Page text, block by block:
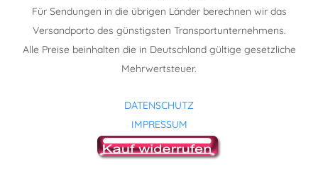
Für Sendungen in die übrigen Länder berechnen wir das
Versandporto des günstigsten Transportunternehmens.
Alle Preise beinhalten die in Deutschland gültige gesetzliche
Mehrwertsteuer.
DATENSCHUTZ
IMPRESSUM